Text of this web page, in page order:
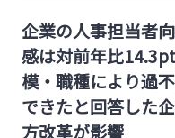
企業の人事担当者
感は対前年比
模・職種により過
できたと回答した
方改革が影響